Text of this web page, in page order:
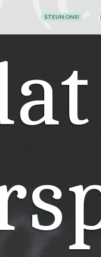
STEUN ONS!